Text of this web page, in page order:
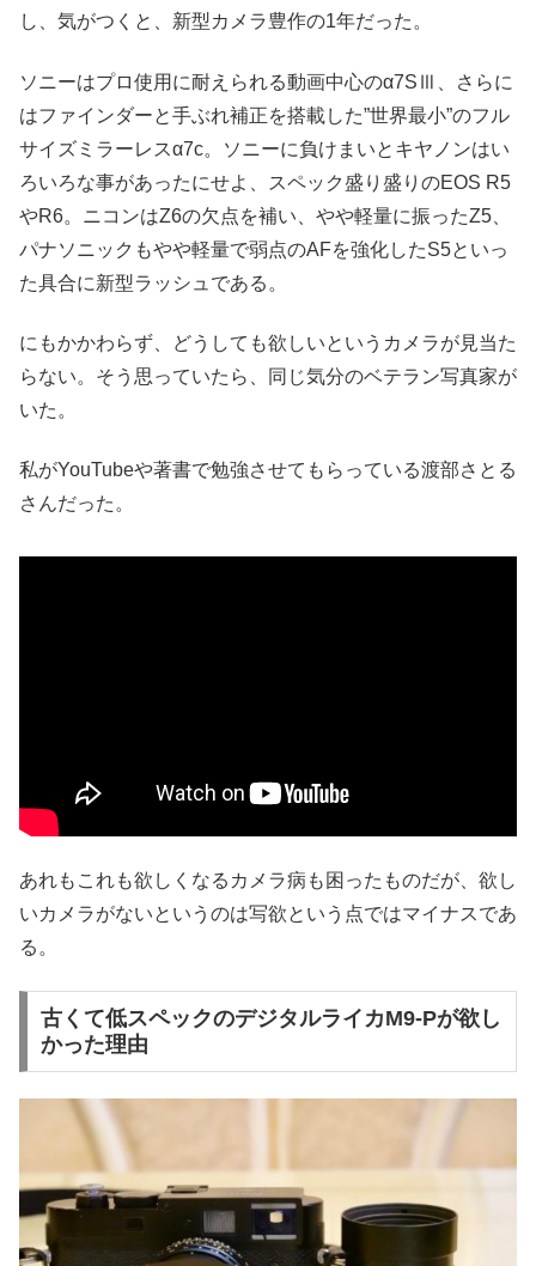
し、気がつくと、新型カメラ豊作の1年だった。
ソニーはプロ使用に耐えられる動画中心のα7SⅢ、さらに
はファインダーと手ぶれ補正を搭載した”世界最小”のフル
サイズミラーレスα7c。ソニーに負けまいとキヤノンはい
ろいろな事があったにせよ、スペック盛り盛りのEOS R5
やR6。ニコンはZ6の欠点を補い、やや軽量に振ったZ5、
パナソニックもやや軽量で弱点のAFを強化したS5といっ
た具合に新型ラッシュである。
にもかかわらず、どうしても欲しいというカメラが見当た
らない。そう思っていたら、同じ気分のベテラン写真家が
いた。
私がYouTubeや著書で勉強させてもらっている渡部さとる
さんだった。
あれもこれも欲しくなるカメラ病も困ったものだが、欲し
いカメラがないというのは写欲という点ではマイナスであ
る。
古くて低スペックのデジタルライカM9-Pが欲し
かった理由